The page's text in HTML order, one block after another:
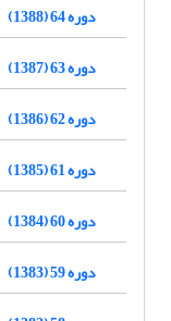
دوره 64 (1388)
دوره 63 (1387)
دوره 62 (1386)
دوره 61 (1385)
دوره 60 (1384)
دوره 59 (1383)